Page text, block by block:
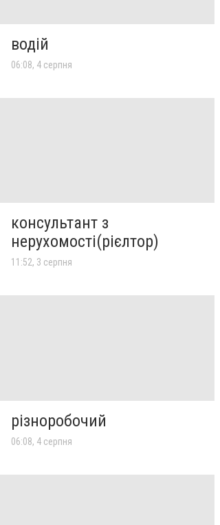
водій
06:08, 4 серпня
консультант з
нерухомості(рієлтор)
11:52, 3 серпня
різноробочий
06:08, 4 серпня